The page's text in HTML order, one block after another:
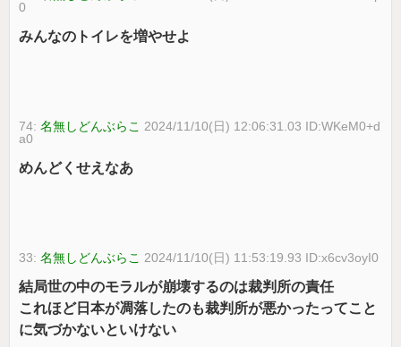
0
みんなのトイレを増やせよ
74:名無しどんぶらこ 2024/11/10(日) 12:06:31.03 ID:WKeM0+d
a0
めんどくせえなあ
33:名無しどんぶらこ 2024/11/10(日) 11:53:19.93 ID:x6cv3oyI0
結局世の中のモラルが崩壊するのは裁判所の責任
これほど日本が凋落したのも裁判所が悪かったってこと
に気づかないといけない